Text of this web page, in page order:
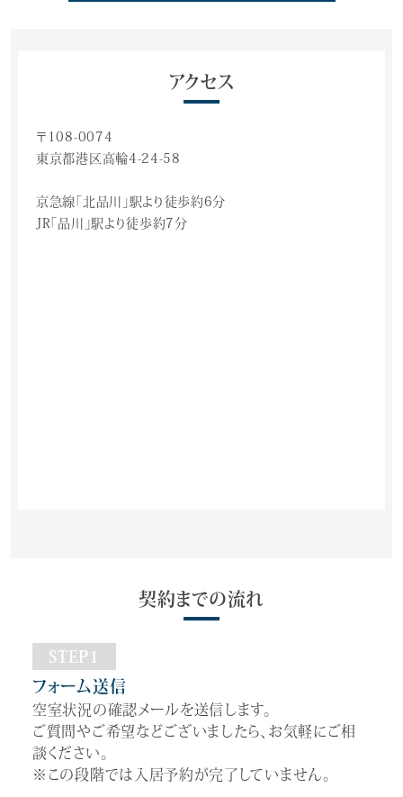
アクセス
〒108-0074
東京都港区高輪4-24-58
京急線「北品川」駅より徒歩約6分
JR「品川」駅より徒歩約7分
契約までの流れ
STEP1
フォーム送信
空室状況の確認メールを送信します。
ご質問やご希望などございましたら、お気軽にご相
談ください。
※この段階では入居予約が完了していません。